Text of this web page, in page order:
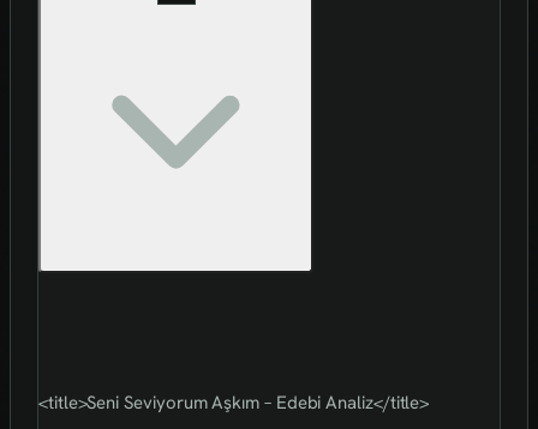
<title>Seni Seviyorum Aşkım – Edebi Analiz</title>